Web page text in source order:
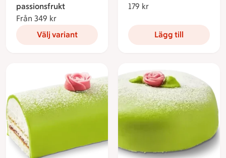
passionsfrukt
Från 349 kr
Välj variant
179 kr
Lägg till